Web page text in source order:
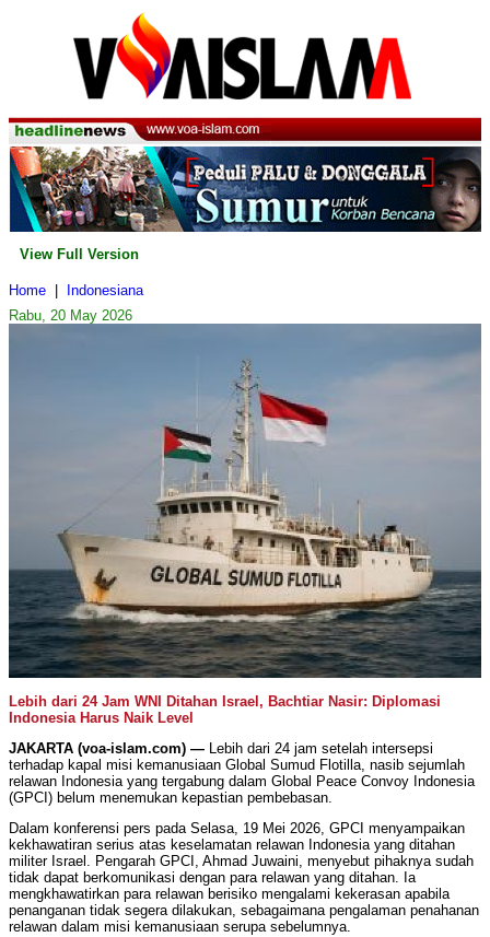
View Full Version
Home
Indonesiana
Rabu, 20 May 2026
Lebih dari 24 Jam WNI Ditahan Israel, Bachtiar Nasir: Diplomasi
Indonesia Harus Naik Level
JAKARTA (voa-islam.com) — Lebih dari 24 jam setelah intersepsi
terhadap kapal misi kemanusiaan Global Sumud Flotilla, nasib sejumlah
relawan Indonesia yang tergabung dalam Global Peace Convoy Indonesia
(GPCI) belum menemukan kepastian pembebasan.
Dalam konferensi pers pada Selasa, 19 Mei 2026, GPCI menyampaikan
kekhawatiran serius atas keselamatan relawan Indonesia yang ditahan
militer Israel. Pengarah GPCI, Ahmad Juwaini, menyebut pihaknya sudah
tidak dapat berkomunikasi dengan para relawan yang ditahan. Ia
mengkhawatirkan para relawan berisiko mengalami kekerasan apabila
penanganan tidak segera dilakukan, sebagaimana pengalaman penahanan
relawan dalam misi kemanusiaan serupa sebelumnya.